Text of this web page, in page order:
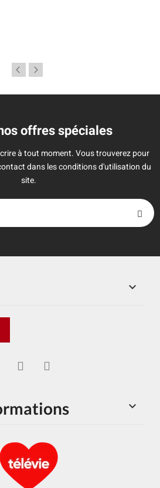
offres spéciales
à tout moment. Vous trouverez pour
dans les conditions d'utilisation du
site.

